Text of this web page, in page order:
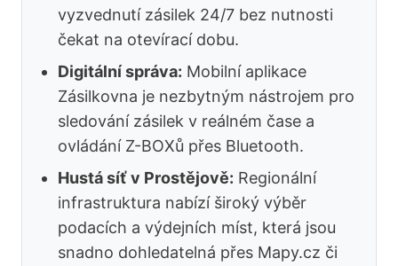
vyzvednutí zásilek 24/7 bez nutnosti
čekat na otevírací dobu.
Digitální správa: Mobilní aplikace
Zásilkovna je nezbytným nástrojem pro
sledování zásilek v reálném čase a
ovládání Z-BOXů přes Bluetooth.
Hustá síť v Prostějově: Regionální
infrastruktura nabízí široký výběr
podacích a výdejních míst, která jsou
snadno dohledatelná přes Mapy.cz či